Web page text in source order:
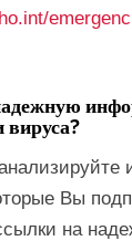
вируса?
Вы
на